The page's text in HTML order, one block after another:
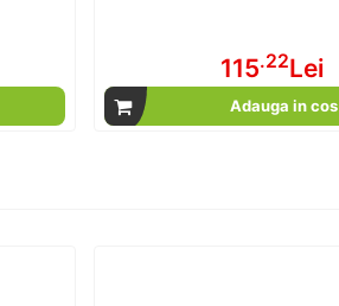
115.22Lei
Adauga in cos